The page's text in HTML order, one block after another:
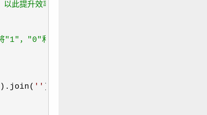
此提升效率）
和分隔符映射到响应的零宽度字符上去
' ' );